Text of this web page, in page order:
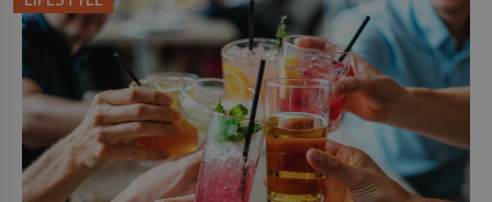
bourbonu nepoužijete skotskou whisku. Co se
stane? Inu, koktejl bude stále skvělý, ale už to
nebude Manhattan ale […]